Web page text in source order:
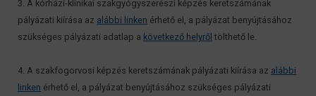
3. A kórházi-klinikai szakgyógyszerészi képzés keretszámának
pályázati kiírása az alábbi linken érhető el, a pályázat benyújtásához
szükséges pályázati adatlap a következő helyről tölthető le.
4. A szakfogorvosi képzés keretszámának pályázati kiírása az alábbi
linken érhető el, a pályázat benyújtásához szükséges pályázati